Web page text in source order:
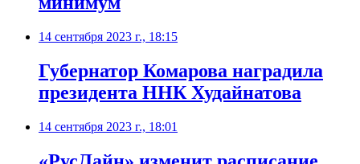
14 сентября 2023 г., 18:15
Губернатор Комарова наградила
президента ННК Худайнатова
14 сентября 2023 г., 18:01